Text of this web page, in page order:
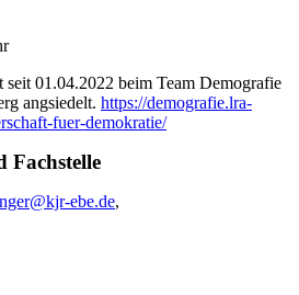
seit 01.04.2022 beim Team Demografie
angsiedelt. https://demografie.lra-
fuer-demokratie/
Fachstelle
ebe.de,